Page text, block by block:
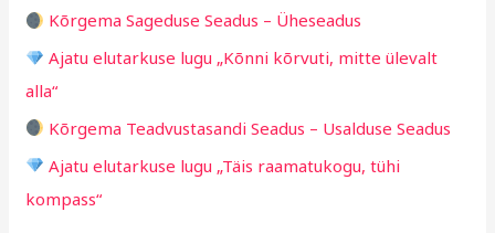
o
r
:
Kõrgema Sageduse Seadus – Üheseadus
Ajatu elutarkuse lugu „Kõnni kõrvuti, mitte ülevalt
alla“
Kõrgema Teadvustasandi Seadus – Usalduse Seadus
Ajatu elutarkuse lugu „Täis raamatukogu, tühi
kompass“
d